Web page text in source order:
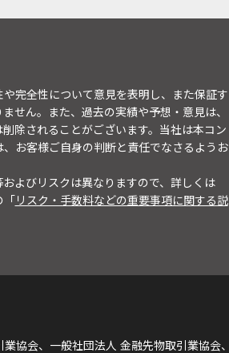
完全性について意見を表明し、また保証す
せん。また、過去の実績や予想・意見は、
除されることがございます。当社は本コン
お客様ご自身の判断と責任でなさるようお
よびリスクは異なりますので、詳しくは
「リスク・手数料などの重要事項に関する説
協会、一般社団法人 金融先物取引業協会、